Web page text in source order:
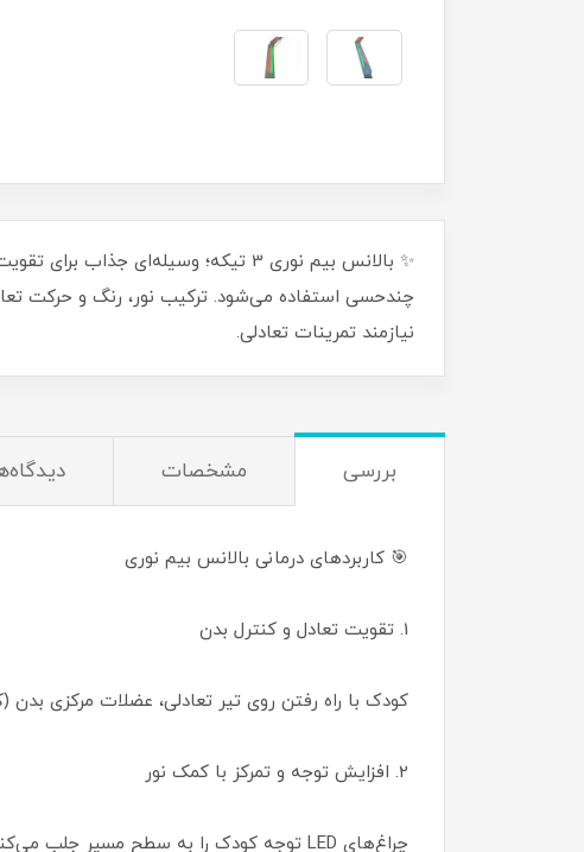
چندحسی استفاده می‌شود. ترکیب نور، رنگ و حرکت
نیازمند تمرینات تعادلی.
بررسی مشخصات
🎯 کاربردهای درمانی بالانس بیم نوری
1. تقویت تعادل و کنترل بدن
کودک با راه رفتن روی تیر تعادلی، عضلات مرکزی بدن
2. افزایش توجه و تمرکز با کمک نور